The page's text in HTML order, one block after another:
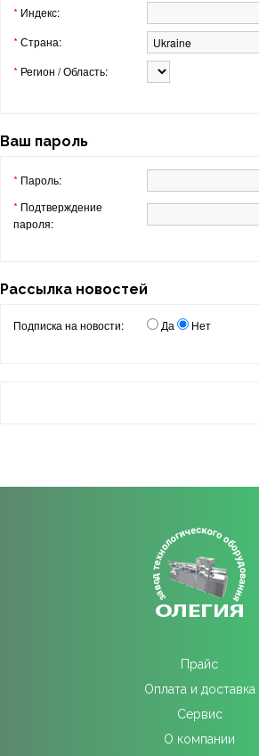
* Индекс:
* Страна:
* Регион / Область:
Ваш пароль
* Пароль:
* Подтверждение
пароля:
Рассылка новостей
Подписка на новости: Да Нет
Прайс
Оплата и доставка
Сервис
О компании